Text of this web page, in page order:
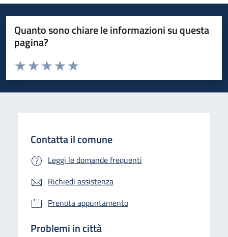
Quanto sono chiare le informazioni su questa
pagina?
Valuta da 1 a 5 stelle la pagina
Valuta 5 stelle su 5
Valuta 4 stelle su 5
Valuta 3 stelle su 5
Valuta 2 stelle su 5
Valuta 1 stelle su 5
Contatta il comune
Leggi le domande frequenti
Richiedi assistenza
Prenota appuntamento
Problemi in città